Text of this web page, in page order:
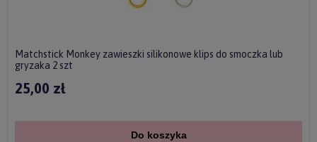
Matchstick Monkey zawieszki silikonowe klips do smoczka lub
gryzaka 2 szt
25,00 zł
Do koszyka